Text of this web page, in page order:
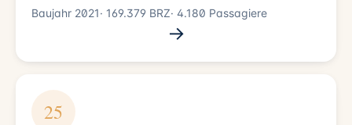
Baujahr 2021· 169.379 BRZ· 4.180 Passagiere
→
25